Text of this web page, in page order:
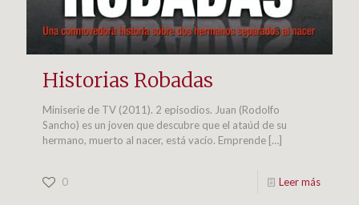
Historias Robadas
Miniserie de TV (2011). 2 episodios. Juan (Rodolfo
Sancho) es un joven que descubre que el ataúd de su
hermano, muerto al nacer, está vacío. Emprende […]
0 Leer más